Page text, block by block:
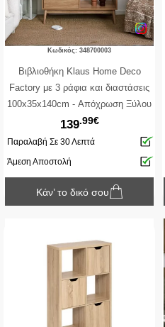
Κωδικός: 348700003
Βιβλιοθήκη Klaus Home Deco
Factory με 3 ράφια και διαστάσεις
100x35x140cm - Απόχρωση Ξύλου
139.99€
Παραλαβή Σε 30 Λεπτά
Άμεση Αποστολή
Κάν’ το δικό σου